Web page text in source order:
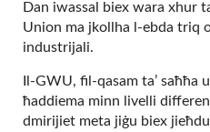
Dan iwassal biex wara xhur
Union ma jkollha l-ebda triq
industrijali.
Il-GWU, fil-qasam ta’ saħħa
ħaddiema minn livelli
dmirijiet meta jiġu biex